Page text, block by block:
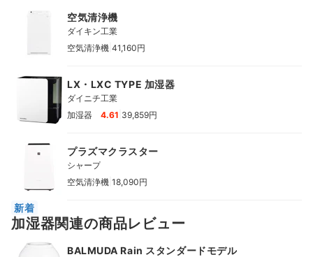
空気清浄機
ダイキン工業
空気清浄機 41,160円
LX・LXC TYPE 加湿器
ダイニチ工業
加湿器
4.61 39,859円
プラズマクラスター
シャープ
空気清浄機 18,090円
新着
加湿器関連の商品レビュー
BALMUDA Rain スタンダードモデル